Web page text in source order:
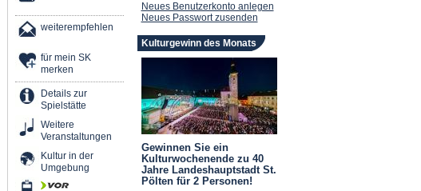
weiterempfehlen
für mein SK
merken
Details zur
Spielstätte
Weitere
Veranstaltungen
Kultur in der
Umgebung
Neues Benutzerkonto anlegen
Neues Passwort zusenden
Kulturgewinn des Monats
Gewinnen Sie ein
Kulturwochenende zu 40
Jahre Landeshauptstadt St.
Pölten für 2 Personen!